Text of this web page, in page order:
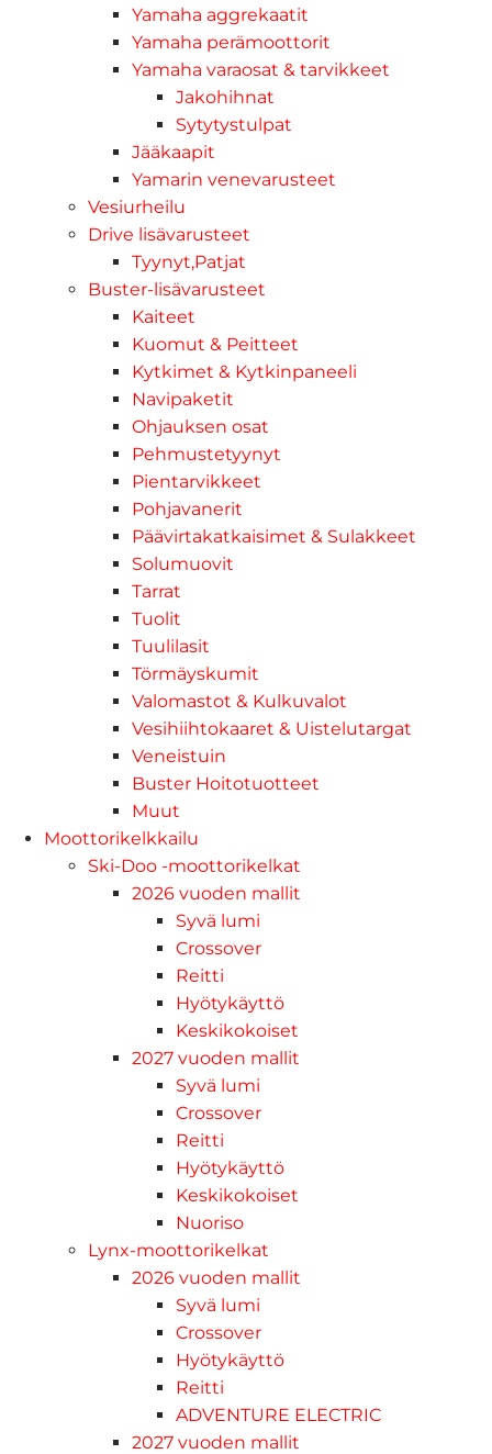
Yamaha aggrekaatit
Yamaha perämoottorit
Yamaha varaosat & tarvikkeet
Jakohihnat
Sytytystulpat
Jääkaapit
Yamarin venevarusteet
Vesiurheilu
Drive lisävarusteet
Tyynyt,Patjat
Buster-lisävarusteet
Kaiteet
Kuomut & Peitteet
Kytkimet & Kytkinpaneeli
Navipaketit
Ohjauksen osat
Pehmustetyynyt
Pientarvikkeet
Pohjavanerit
Päävirtakatkaisimet & Sulakkeet
Solumuovit
Tarrat
Tuolit
Tuulilasit
Törmäyskumit
Valomastot & Kulkuvalot
Vesihiihtokaaret & Uistelutargat
Veneistuin
Buster Hoitotuotteet
Muut
Moottorikelkkailu
Ski-Doo -moottorikelkat
2026 vuoden mallit
Syvä lumi
Crossover
Reitti
Hyötykäyttö
Keskikokoiset
2027 vuoden mallit
Syvä lumi
Crossover
Reitti
Hyötykäyttö
Keskikokoiset
Nuoriso
Lynx-moottorikelkat
2026 vuoden mallit
Syvä lumi
Crossover
Hyötykäyttö
Reitti
ADVENTURE ELECTRIC
2027 vuoden mallit